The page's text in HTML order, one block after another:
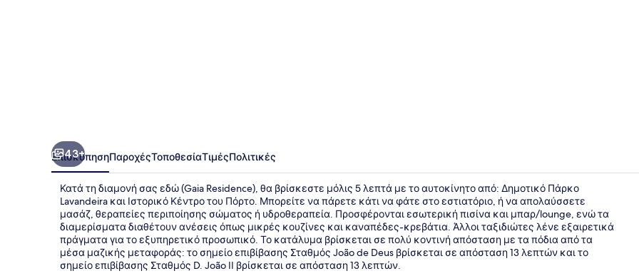
43+
ΕπισκόπησηΠαροχέςΤοποθεσίαΤιμέςΠολιτικές
Κατά τη διαμονή σας εδώ (Gaia Residence), θα βρίσκεστε μόλις 5 λεπτά με το αυτοκίνητο από: Δημοτικό Πάρκο
Lavandeira και Ιστορικό Κέντρο του Πόρτο. Μπορείτε να πάρετε κάτι να φάτε στο εστιατόριο, ή να απολαύσσετε
μασάζ, θεραπείες περιποίησης σώματος ή υδροθεραπεία. Προσφέρονται εσωτερική πισίνα και μπαρ/lounge, ενώ τα
διαμερίσματα διαθέτουν ανέσεις όπως μικρές κουζίνες και καναπέδες-κρεβάτια. Άλλοι ταξιδιώτες λένε εξαιρετικά
πράγματα για το εξυπηρετικό προσωπικό. Το κατάλυμα βρίσκεται σε πολύ κοντινή απόσταση με τα πόδια από τα
μέσα μαζικής μεταφοράς: το σημείο επιβίβασης Σταθμός João de Deus βρίσκεται σε απόσταση 13 λεπτών και το
σημείο επιβίβασης Σταθμός D. João II βρίσκεται σε απόσταση 13 λεπτών.